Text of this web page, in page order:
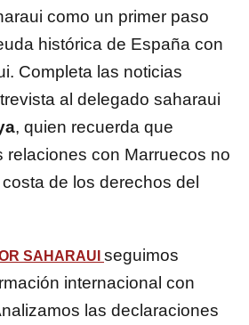
como un primer paso
histórica de España con
Completa las noticias
al delegado saharaui
, quien recuerda que
relaciones con Marruecos no
de los derechos del
SAHARAUI seguimos
internacional con
las declaraciones